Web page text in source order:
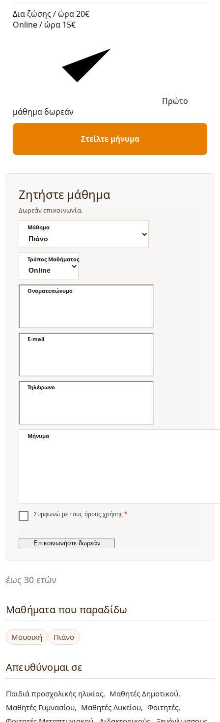
έως 30 ετών
Μαθήματα που παραδίδω
Μουσική Πιάνο
Απευθύνομαι σε
Παιδιά προσχολικής ηλικίας
Μαθητές Δημοτικού
Μαθητές Γυμνασίου
Μαθητές Λυκείου
Φοιτητές
Δια ζώσης / ώρα 20€
Online / ώρα 15€
Πρώτο
μάθημα δωρεάν
Στείλτε μήνυμα
Ζητήστε μάθημα
Δωρεάν επικοινωνία.
Μάθημα
Τρόπος Μαθήματος
Ονοματεπώνυμο
E-mail
Τηλέφωνο
Μήνυμα
Συμφωνώ με τους όρους χρήσης *